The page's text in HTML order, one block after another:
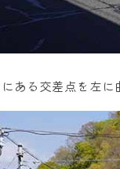
ある交差点を左に